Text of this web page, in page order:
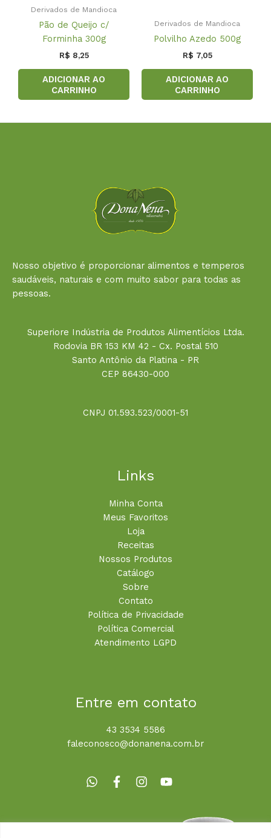
Derivados de Mandioca
Pão de Queijo c/
Forminha 300g
R$ 8,25
ADICIONAR AO
CARRINHO
Derivados de Mandioca
Polvilho Azedo 500g
R$ 7,05
ADICIONAR AO
CARRINHO
Nosso objetivo é proporcionar alimentos e temperos
saudáveis, naturais e com muito sabor para todas as
pessoas.
Superiore Indústria de Produtos Alimentícios Ltda.
Rodovia BR 153 KM 42 - Cx. Postal 510
Santo Antônio da Platina - PR
CEP 86430-000
CNPJ 01.593.523/0001-51
Links
Minha Conta
Meus Favoritos
Loja
Receitas
Nossos Produtos
Catálogo
Sobre
Contato
Política de Privacidade
Política Comercial
Atendimento LGPD
Entre em contato
43 3534 5586
faleconosco@donanena.com.br